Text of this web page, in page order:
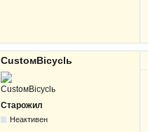
CustoмBicyclь
Старожил
Неактивен